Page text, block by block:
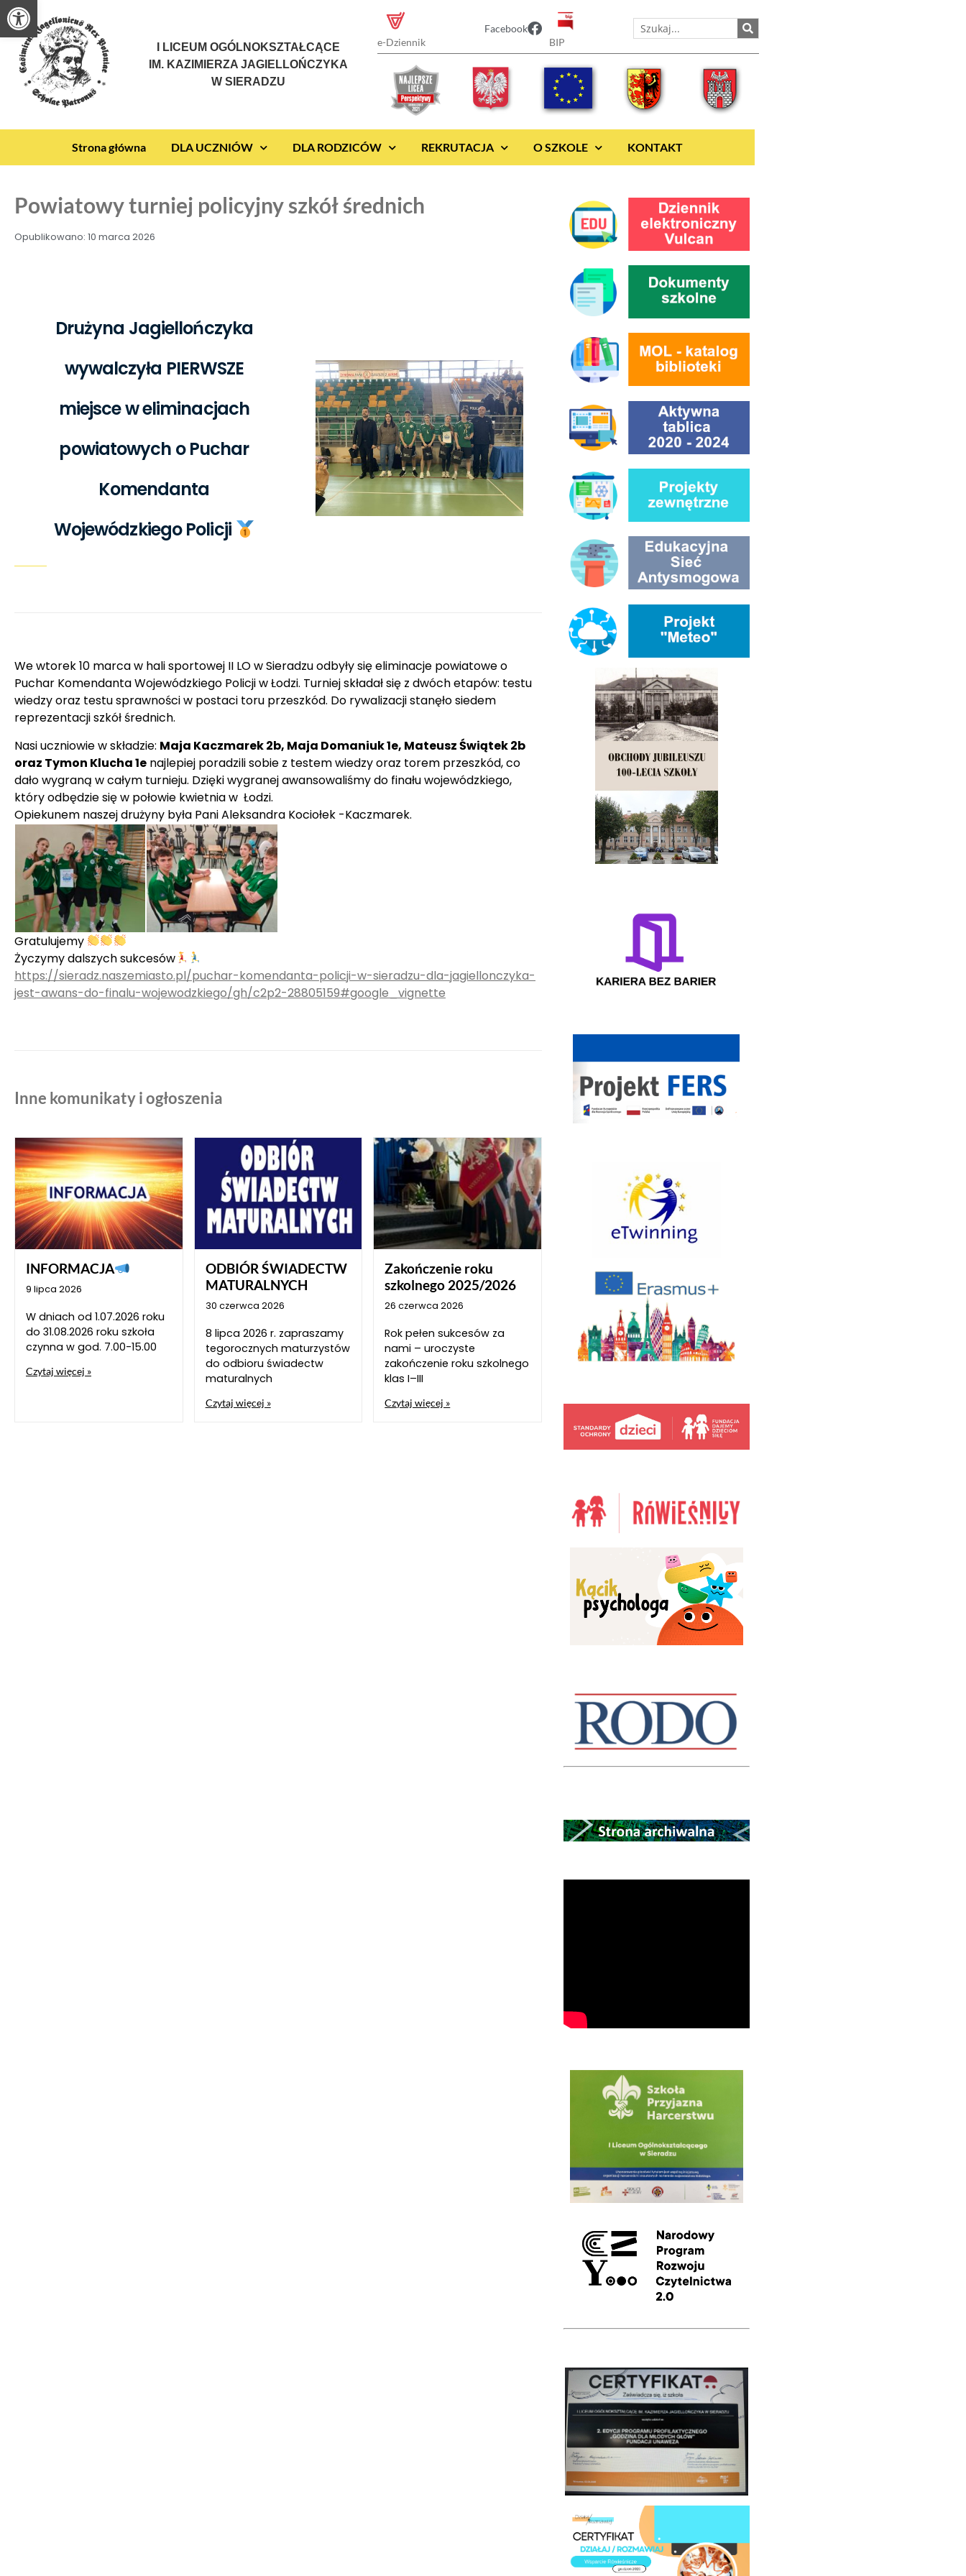
Otwórz pasek narzędzi
I LICEUM OGÓLNOKSZTAŁCĄCE
IM. KAZIMIERZA JAGIELLOŃCZYKA
W SIERADZU
e-Dziennik
Facebook
BIP
Strona główna DLA UCZNIÓW DLA RODZICÓW REKRUTACJA O SZKOLE KONTAKT
Powiatowy turniej policyjny szkół średnich
Opublikowano: 10 marca 2026
Drużyna Jagiellończyka
wywalczyła PIERWSZE
miejsce w eliminacjach
powiatowych o Puchar
Komendanta
Wojewódzkiego Policji
We wtorek 10 marca w hali sportowej II LO w Sieradzu odbyły się eliminacje powiatowe o
Puchar Komendanta Wojewódzkiego Policji w Łodzi. Turniej składał się z dwóch etapów: testu
wiedzy oraz testu sprawności w postaci toru przeszkód. Do rywalizacji stanęło siedem
reprezentacji szkół średnich.
Nasi uczniowie w składzie: Maja Kaczmarek 2b, Maja Domaniuk 1e, Mateusz Świątek 2b
oraz Tymon Klucha 1e najlepiej poradzili sobie z testem wiedzy oraz torem przeszkód, co
dało wygraną w całym turnieju. Dzięki wygranej awansowaliśmy do finału wojewódzkiego,
który odbędzie się w połowie kwietnia w Łodzi.
Opiekunem naszej drużyny była Pani Aleksandra Kociołek -Kaczmarek.
Gratulujemy
Życzymy dalszych sukcesów
https://sieradz.naszemiasto.pl/puchar-komendanta-policji-w-sieradzu-dla-jagiellonczyka-
jest-awans-do-finalu-wojewodzkiego/gh/c2p2-28805159#google_vignette
Inne komunikaty i ogłoszenia
INFORMACJA
9 lipca 2026
W dniach od 1.07.2026 roku
do 31.08.2026 roku szkoła
czynna w god. 7.00-15.00
Czytaj więcej »
ODBIÓR ŚWIADECTW
MATURALNYCH
30 czerwca 2026
8 lipca 2026 r. zapraszamy
tegorocznych maturzystów
do odbioru świadectw
maturalnych
Czytaj więcej »
Zakończenie roku
szkolnego 2025/2026
26 czerwca 2026
Rok pełen sukcesów za
nami – uroczyste
zakończenie roku szkolnego
klas I–III
Czytaj więcej »